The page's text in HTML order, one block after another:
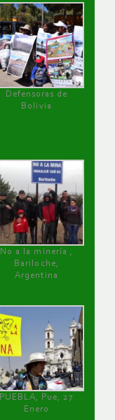
Defensoras de
Bolivia
No a la minería ,
Bariloche,
Argentina
PUEBLA, Pue, 27
Enero